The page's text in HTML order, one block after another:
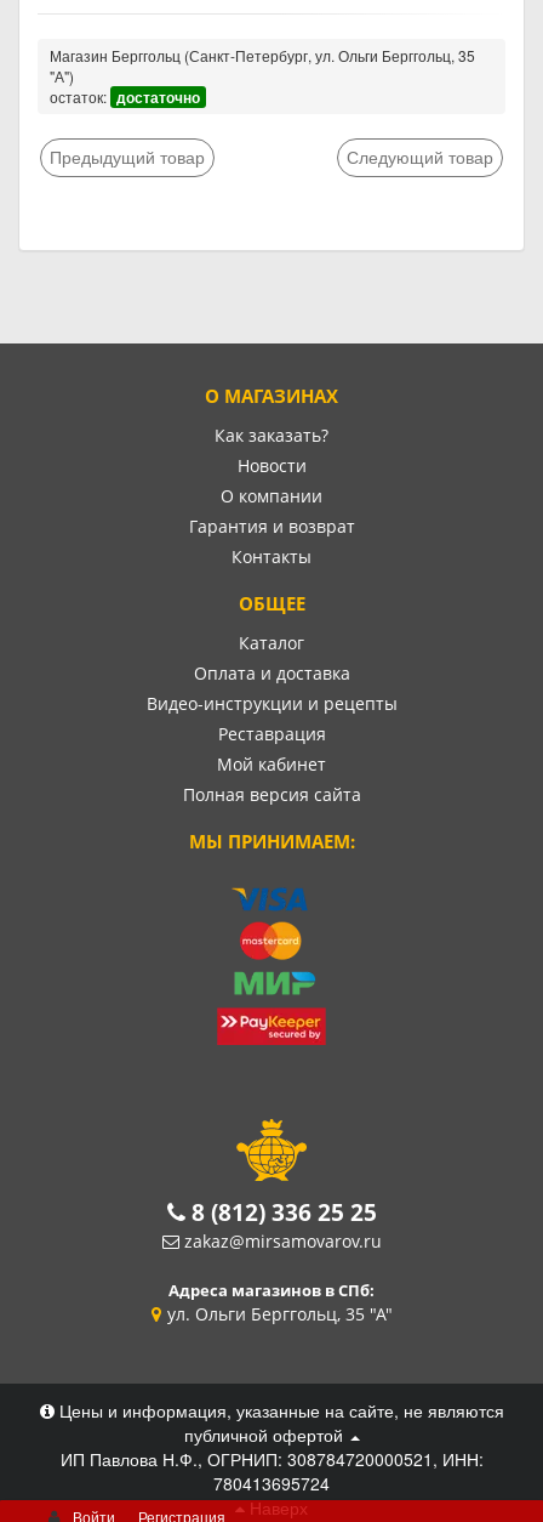
Магазин Берггольц (Санкт-Петербург, ул. Ольги Берггольц, 35
"А")
остаток: достаточно
Предыдущий товар Следующий товар
О МАГАЗИНАХ
Как заказать?
Новости
О компании
Гарантия и возврат
Контакты
ОБЩЕЕ
Каталог
Оплата и доставка
Видео-инструкции и рецепты
Реставрация
Мой кабинет
Полная версия сайта
МЫ ПРИНИМАЕМ:
8 (812) 336 25 25
zakaz@mirsamovarov.ru
Адреса магазинов в СПб:
ул. Ольги Берггольц, 35 "А"
Цены и информация, указанные на сайте, не являются
публичной офертой
ИП Павлова Н.Ф., ОГРНИП: 308784720000521, ИНН:
780413695724
Наверх
Войти Регистрация